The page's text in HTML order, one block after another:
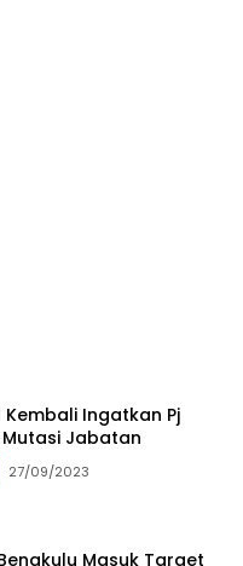
Ingatkan Pj
Jabatan
27/09/2023
Masuk Target